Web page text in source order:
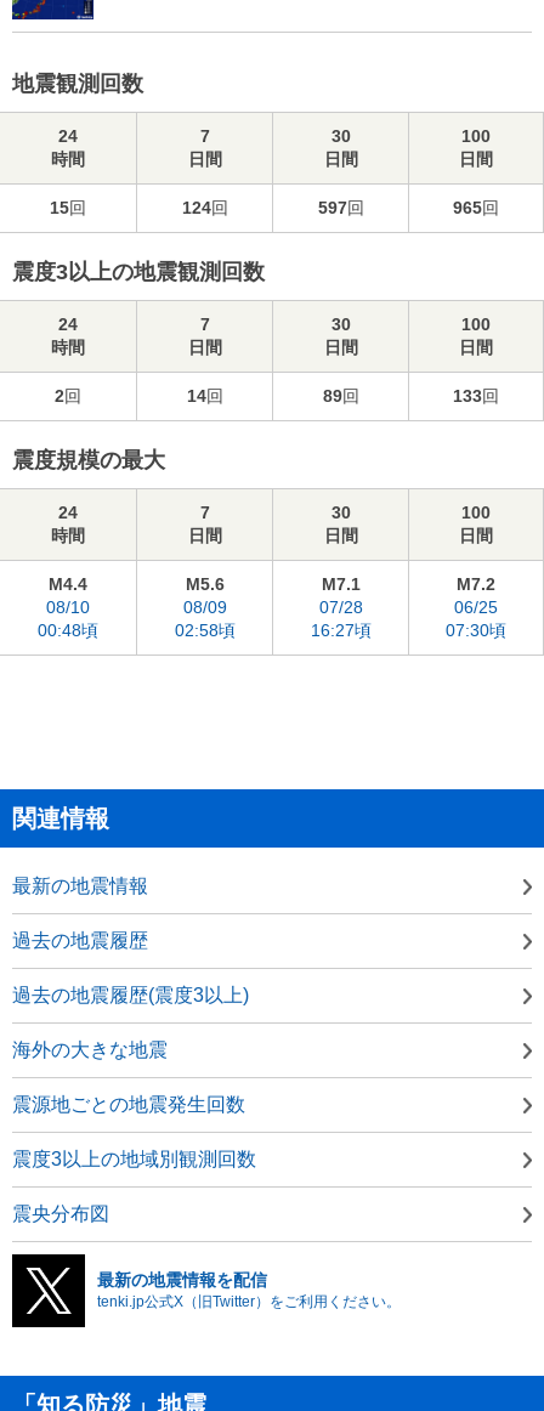
地震観測回数
24
時間
7
日間
30
日間
100
日間
15回 124回 597回 965回
震度3以上の地震観測回数
24
時間
7
日間
30
日間
100
日間
2回 14回 89回 133回
震度規模の最大
24
時間
7
日間
30
日間
100
日間
M4.4
08/10
00:48頃
M5.6
08/09
02:58頃
M7.1
07/28
16:27頃
M7.2
06/25
07:30頃
関連情報
最新の地震情報
過去の地震履歴
過去の地震履歴(震度3以上)
海外の大きな地震
震源地ごとの地震発生回数
震度3以上の地域別観測回数
震央分布図
最新の地震情報を配信
tenki.jp公式X（旧Twitter）をご利用ください。
「知る防災」地震